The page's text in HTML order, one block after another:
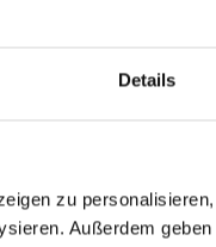
Details
zu
Außerdem